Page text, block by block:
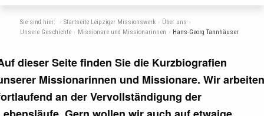
Missionarinnen und
Missionare
Sie sind hier: Startseite Leipziger Missionswerk
Über uns
Unsere Geschichte
Missionare und Missionarinnen Hans-Georg Tannhäuser
dieser Seite finden Sie die Kurzbiografien
Missionarinnen und Missionare. Wir arbeiten
an der Vervollständigung der